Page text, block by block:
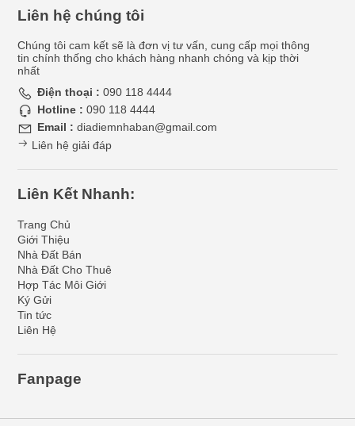
Liên hệ chúng tôi
Chúng tôi cam kết sẽ là đơn vị tư vấn, cung cấp mọi thông
tin chính thống cho khách hàng nhanh chóng và kịp thời
nhất
Điện thoại : 090 118 4444
Hotline : 090 118 4444
Email : diadiemnhaban@gmail.com
Liên hệ giải đáp
Liên Kết Nhanh:
Trang Chủ
Giới Thiệu
Nhà Đất Bán
Nhà Đất Cho Thuê
Hợp Tác Môi Giới
Ký Gửi
Tin tức
Liên Hệ
Fanpage